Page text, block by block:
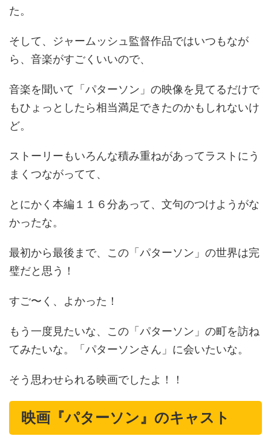
た。
そして、ジャームッシュ監督作品ではいつもなが
ら、音楽がすごくいいので、
音楽を聞いて「パターソン」の映像を見てるだけで
もひょっとしたら相当満足できたのかもしれないけ
ど。
ストーリーもいろんな積み重ねがあってラストにう
まくつながってて、
とにかく本編１１６分あって、文句のつけようがな
かったな。
最初から最後まで、この「パターソン」の世界は完
璧だと思う！
すご〜く、よかった！
もう一度見たいな、この「パターソン」の町を訪ね
てみたいな。「パターソンさん」に会いたいな。
そう思わせられる映画でしたよ！！
映画 『パターソン』 のキャスト